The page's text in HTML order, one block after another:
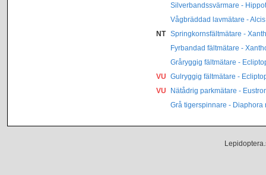
Silverbandssvärmare -
Vågbräddad lavmätare -
NT
Springkornsfältmätare -
Fyrbandad fältmätare -
Gråryggig fältmätare -
VU Gulryggig fältmätare -
VU
Nätådrig parkmätare -
Grå tigerspinnare - Diaphora